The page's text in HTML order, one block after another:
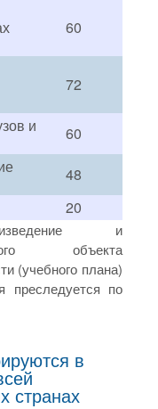
60
72
и
60
48
20
и
объекта
(учебного плана)
преследуется по
в
странах